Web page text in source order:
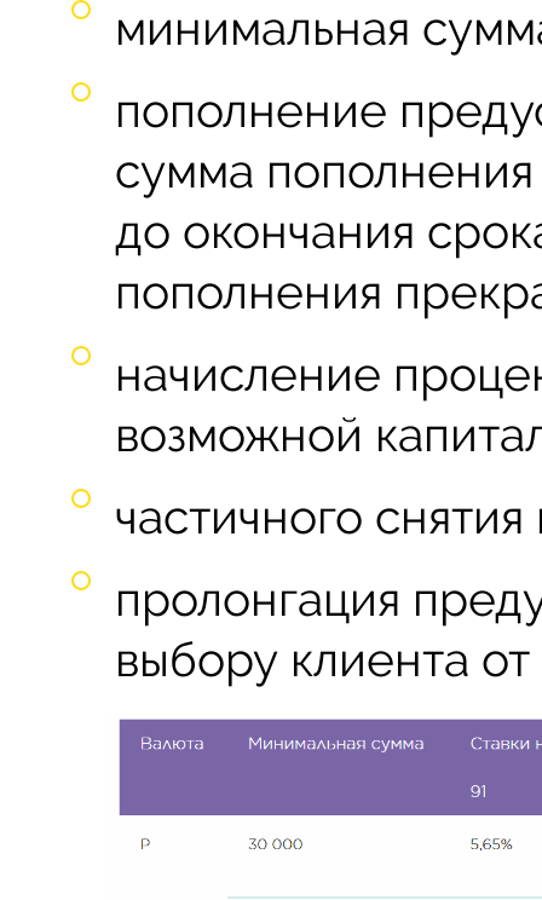
минимальная
пополнение
сумма
до окончания
пополнения
начисление
возможной
частичного
пролонгация
выбору клиента